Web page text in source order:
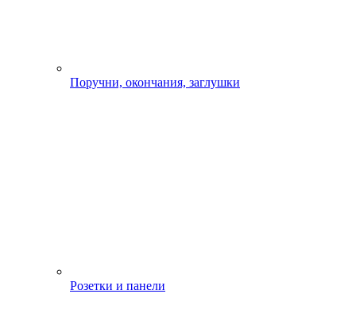
Поручни, окончания, заглушки
Розетки и панели